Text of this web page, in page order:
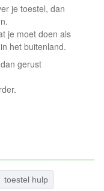
je toestel, dan
je moet doen als
het buitenland.
gerust
toestel hulp